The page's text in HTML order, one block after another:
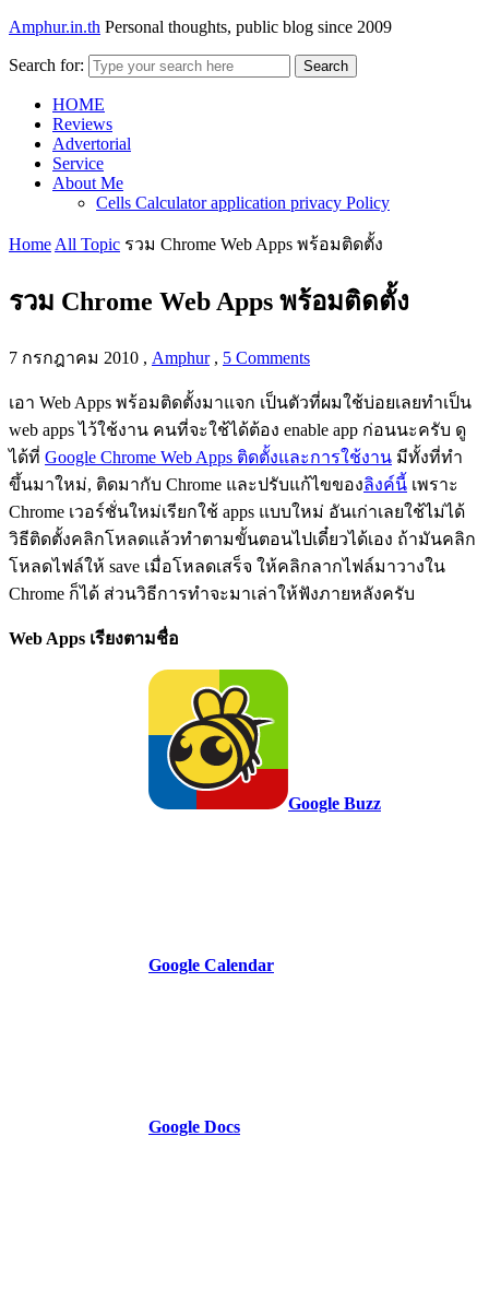
Amphur.in.th Personal thoughts, public blog since 2009
Search for: Search
HOME
Reviews
Advertorial
Service
About Me
Cells Calculator application privacy Policy
Home All Topic รวม Chrome Web Apps พร้อมติดตั้ง
รวม Chrome Web Apps พร้อมติดตั้ง
7 กรกฎาคม 2010 , Amphur, 5 Comments
เอา Web Apps พร้อมติดตั้งมาแจก เป็นตัวที่ผมใช้บ่อยเลยทำเป็น
web apps ไว้ใช้งาน คนที่จะใช้ได้ต้อง enable app ก่อนนะครับ ดู
ได้ที่ Google Chrome Web Apps ติดตั้งและการใช้งาน มีทั้งที่ทำ
ขึ้นมาใหม่, ติดมากับ Chrome และปรับแก้ไขของลิงค์นี้ เพราะ
Chrome เวอร์ชั่นใหม่เรียกใช้ apps แบบใหม่ อันเก่าเลยใช้ไม่ได้
วิธีติดตั้งคลิกโหลดแล้วทำตามขั้นตอนไปเดี๋ยวได้เอง ถ้ามันคลิก
โหลดไฟล์ให้ save เมื่อโหลดเสร็จ ให้คลิกลากไฟล์มาวางใน
Chrome ก็ได้ ส่วนวิธีการทำจะมาเล่าให้ฟังภายหลังครับ
Web Apps เรียงตามชื่อ
Google Buzz
Google Calendar
Google Docs